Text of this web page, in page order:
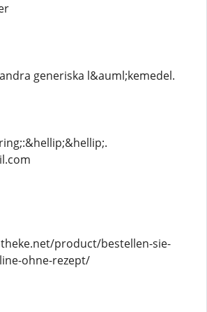
generiska l&auml;kemedel.
product/bestellen-sie-
ohne-rezept/